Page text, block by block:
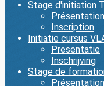
Stage d'initiation
Présentation
Inscription
Initiatie cursus
Presentatie
Inschrijving
Stage de
Présentation